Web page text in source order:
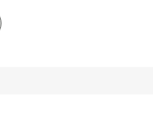
- erhvervs­økonomi og